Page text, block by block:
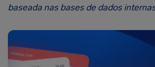
baseada nas bases de dados